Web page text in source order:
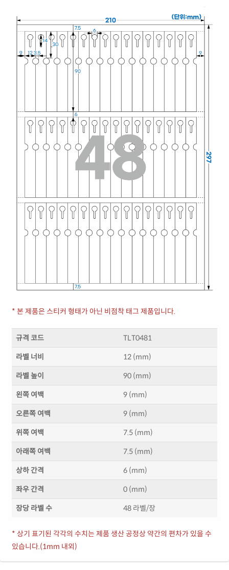
* 본 제품은 스티커 형태가 아닌 비점착 태그 제품입니다.
규격 코드 TLT0481
라벨 너비 12 (mm)
라벨 높이 90 (mm)
왼쪽 여백 9 (mm)
오른쪽 여백 9 (mm)
위쪽 여백 7.5 (mm)
아래쪽 여백 7.5 (mm)
상하 간격 6 (mm)
좌우 간격 0 (mm)
장당 라벨 수 48 라벨/장
* 상기 표기된 각각의 수치는 제품 생산 공정상 약간의 편차가 있을 수
있습니다.(1mm 내외)